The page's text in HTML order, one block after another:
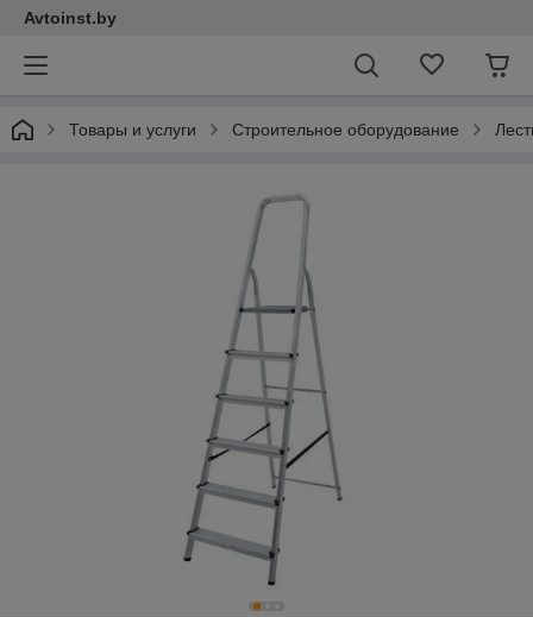
Avtoinst.by
Товары и услуги Строительное оборудование